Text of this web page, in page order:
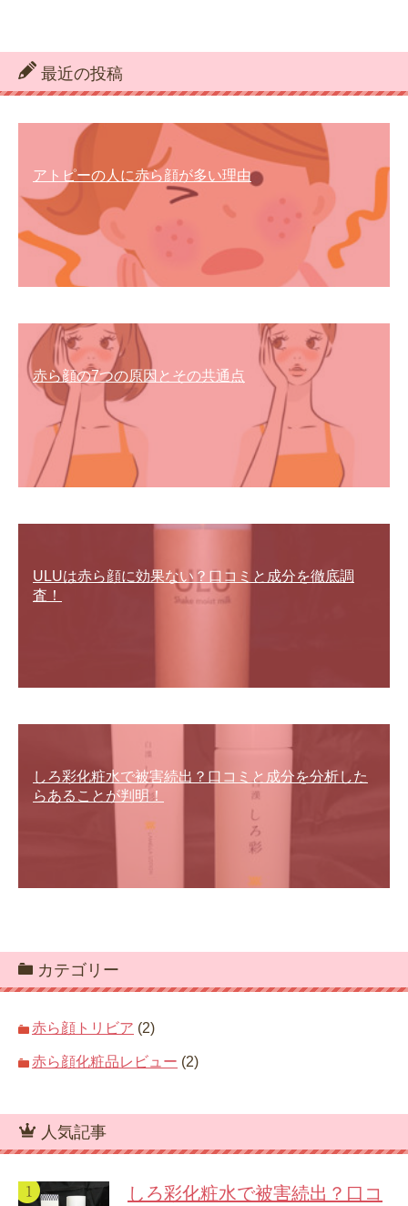
最近の投稿
アトピーの人に赤ら顔が多い理由
赤ら顔の7つの原因とその共通点
ULUは赤ら顔に効果ない？口コミと成分を徹底調
査！
しろ彩化粧水で被害続出？口コミと成分を分析した
らあることが判明！
カテゴリー
赤ら顔トリビア (2)
赤ら顔化粧品レビュー (2)
人気記事
しろ彩化粧水で被害続出？口コ